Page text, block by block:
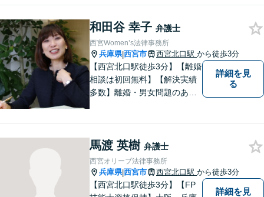
民事事件，家事事件，刑事事
件も幅広く取り扱っておりま
す。
和田谷 幸子 弁護士
西宮Women’s法律事務所
兵庫県|西宮市 西宮北口駅 から徒歩3分
【西宮北口駅徒歩3分】【離婚
相談は初回無料】【解決実績
多数】離婚・男女問題のあら
します。【土日祝日・夜間の
ご相談も対応可】【完全個室
／お子様同伴でも大丈夫で
す】
詳細を見
る
馬渡 英樹 弁護士
西宮オリーブ法律事務所
兵庫県|西宮市 西宮北口駅 から徒歩3分
【西宮北口駅徒歩3分】【FP
詳細を見